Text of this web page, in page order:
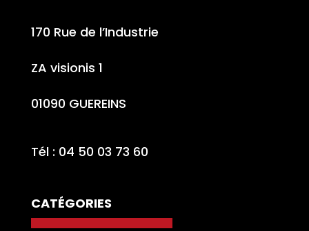
170 Rue de l’Industrie
ZA visionis 1
01090 GUEREINS
Tél : 04 50 03 73 60
CATÉGORIES